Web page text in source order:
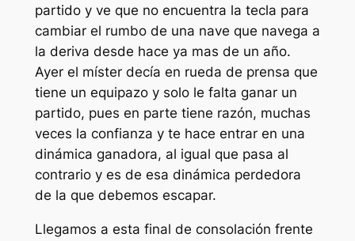
partido y ve que no encuentra la tecla para
cambiar el rumbo de una nave que navega a
la deriva desde hace ya mas de un año.
Ayer el míster decía en rueda de prensa que
tiene un equipazo y solo le falta ganar un
partido, pues en parte tiene razón, muchas
veces la confianza y te hace entrar en una
dinámica ganadora, al igual que pasa al
contrario y es de esa dinámica perdedora
de la que debemos escapar.
Llegamos a esta final de consolación frente